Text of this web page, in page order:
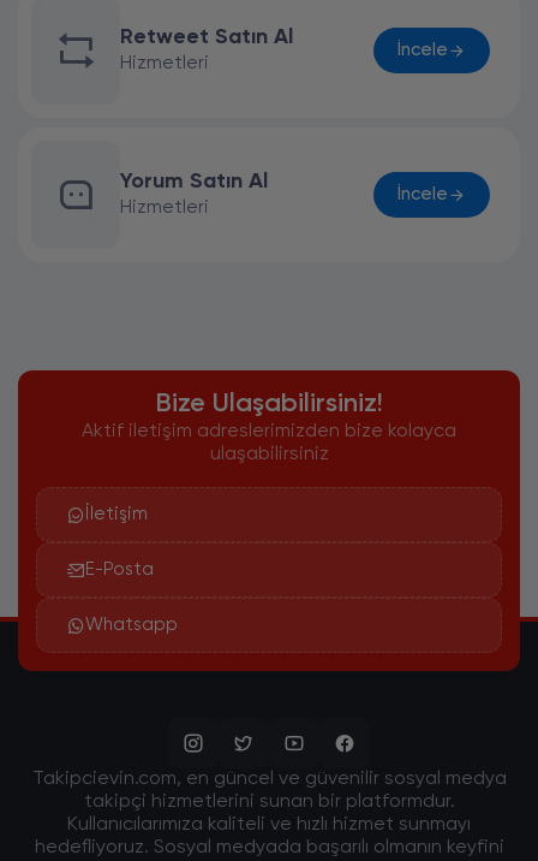
Retweet Satın Al
Hizmetleri
İncele
Yorum Satın Al
Hizmetleri
İncele
Bize Ulaşabilirsiniz!
Aktif iletişim adreslerimizden bize kolayca
ulaşabilirsiniz
İletişim
E-Posta
Whatsapp
Takipcievin.com, en güncel ve güvenilir sosyal medya
takipçi hizmetlerini sunan bir platformdur.
Kullanıcılarımıza kaliteli ve hızlı hizmet sunmayı
hedefliyoruz. Sosyal medyada başarılı olmanın keyfini